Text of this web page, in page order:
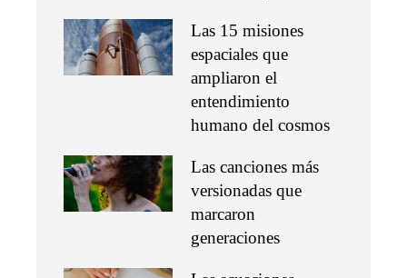
Las 15 misiones
espaciales que
ampliaron el
entendimiento
humano del cosmos
Las canciones más
versionadas que
marcaron
generaciones